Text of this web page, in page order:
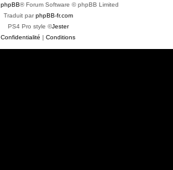
phpBB® Forum Software © phpBB Limited
Traduit parphpBB-fr.com
PS4 Pro style ©Jester
Confidentialité | Conditions